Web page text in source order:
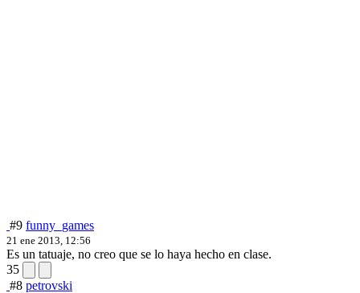
#9 funny_games
21 ene 2013, 12:56
Es un tatuaje, no creo que se lo haya hecho en clase.
35
#8 petrovski